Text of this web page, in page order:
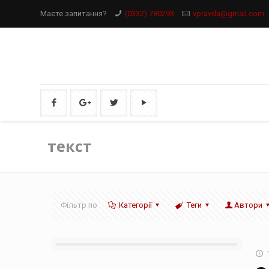
Маєте запитання? (0332) 780293 vpravda@gmail.com
текст
Фільтр по Категорії Теги Автори